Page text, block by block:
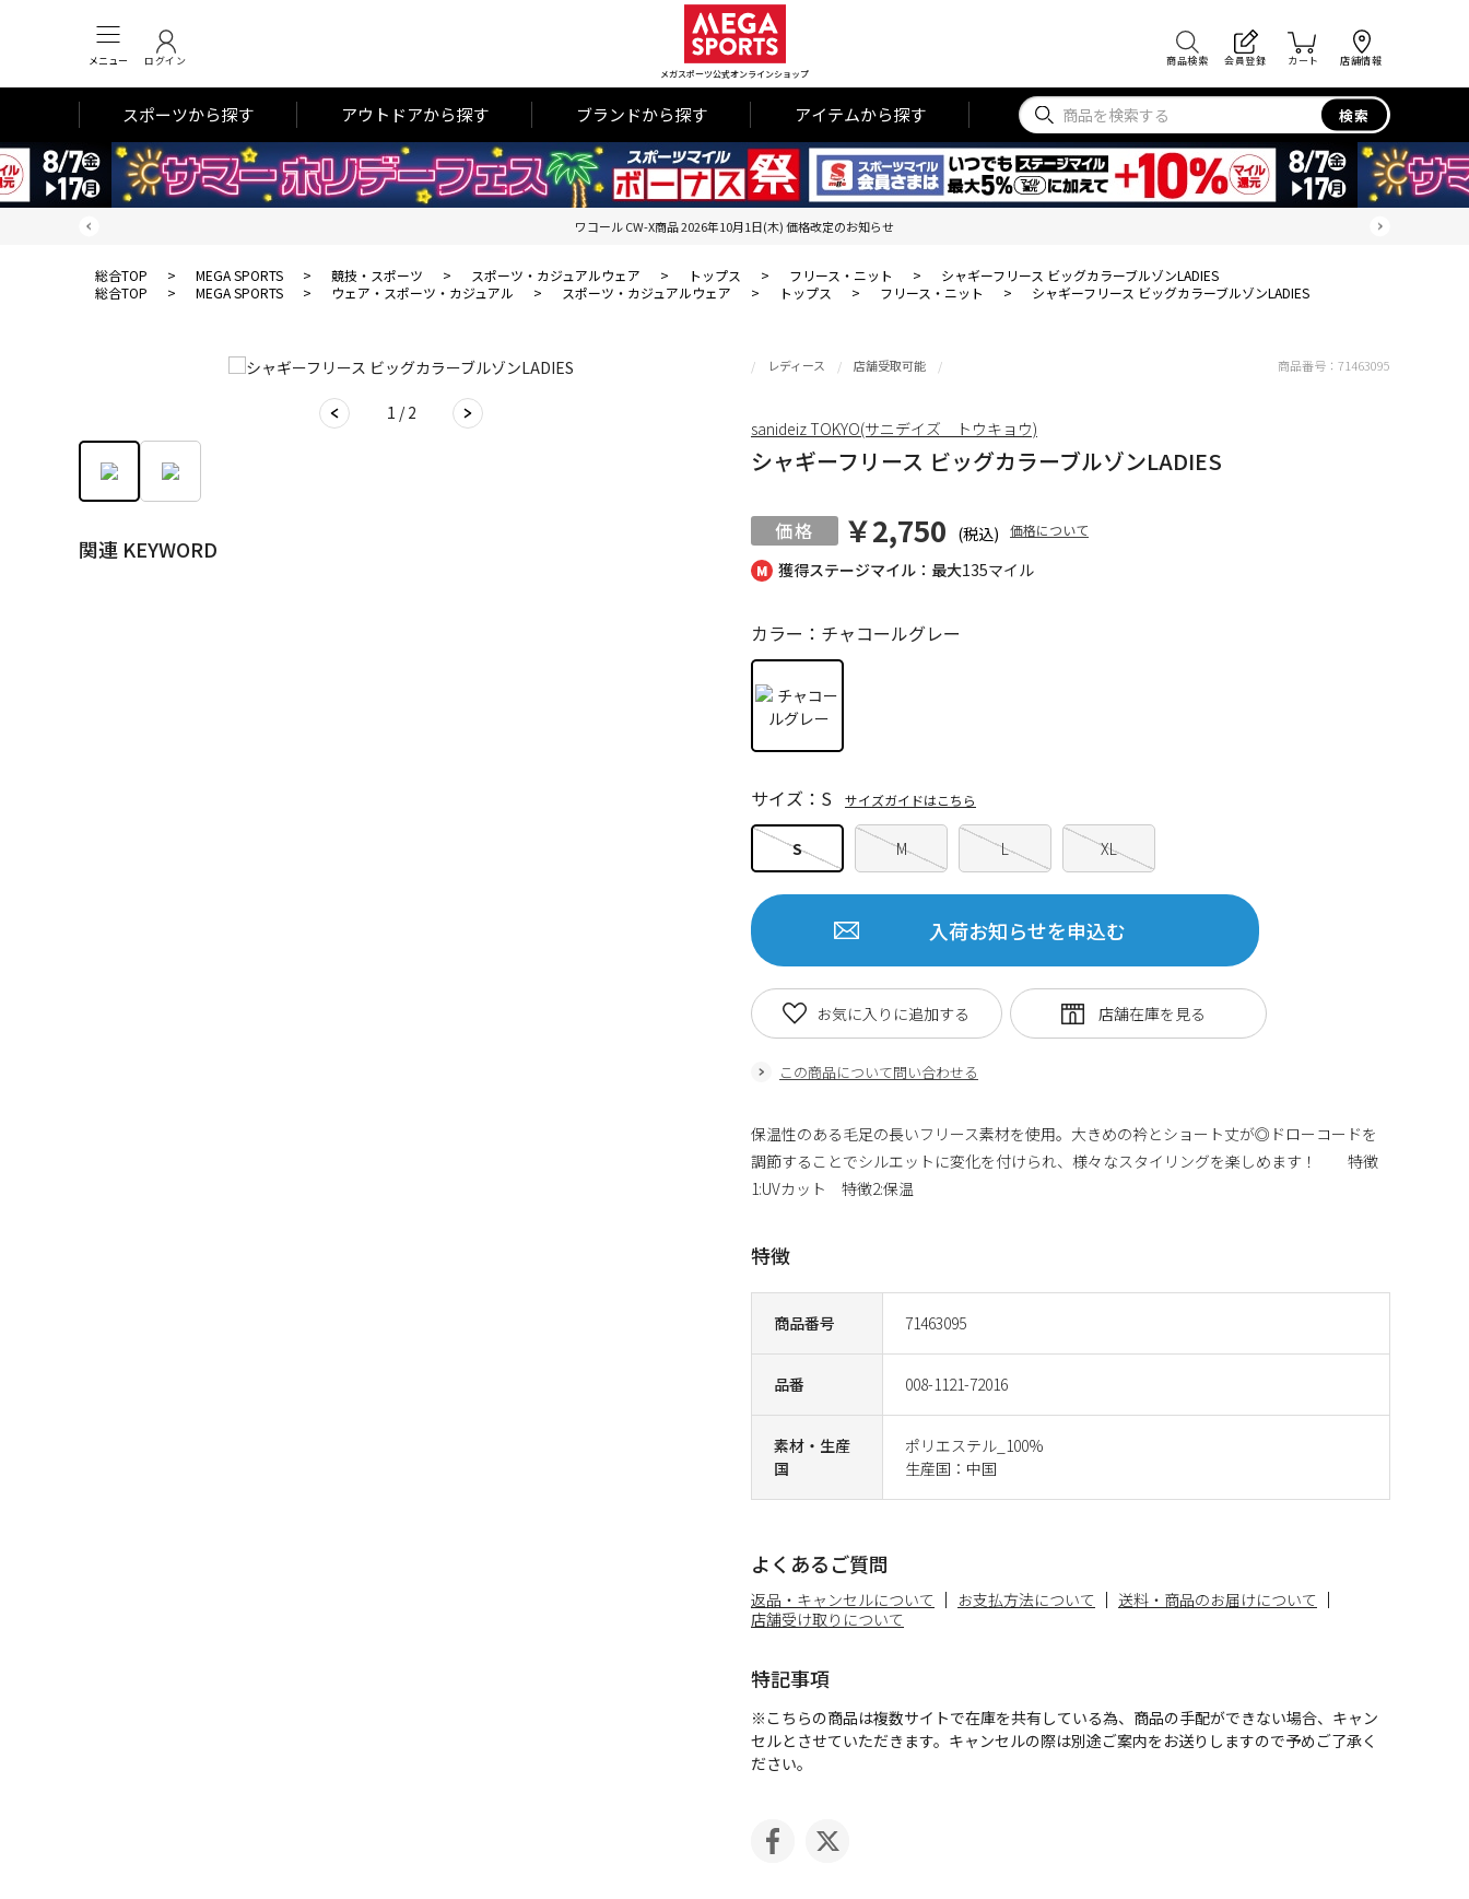
メニュー ログイン
メガスポーツ公式オンラインショップ
商品検索 会員登録 カート 店舗情報
スポーツから探す アウトドアから探す ブランドから探す アイテムから探す 検索
ワコール CW-X商品 2026年10月1日(木) 価格改定のお知らせ
総合TOP > MEGA SPORTS > 競技・スポーツ > スポーツ・カジュアルウェア > トップス > フリース・ニット >
シャギーフリース ビッグカラーブルゾンLADIES
総合TOP
> MEGA SPORTS > ウェア・スポーツ・カジュアル > スポーツ・カジュアルウェア > トップス > フリース・ニット > シャギーフリース ビッグカラーブルゾンLADIES
1 / 2
関連 KEYWORD
獲得ステージマイル：最大135マイル
レディース 店舗受取可能
シャギーフリース ビッグカラーブルゾンLADIES
￥2,750 (税込) 価格について
商品番号 71463095
品番 008-1121-72016
素材・生産
国
ポリエステル_100%
生産国：中国
カラー：チャコールグレー
S M L XL
サイズ：S サイズガイドはこちら
入荷お知らせを申込む
この商品について問い合わせる
お気に入りに追加する
商品番号： 71463095
sanideiz TOKYO(サニデイズ トウキョウ)
保温性のある毛足の長いフリース素材を使用。大きめの衿とショート丈が◎ドローコードを
調節することでシルエットに変化を付けられ、様々なスタイリングを楽しめます！ 特徴
1:UVカット 特徴2:保温
特徴
よくあるご質問
返品・キャンセルについて お支払方法について
送料・商品のお届けについて
店舗受け取りについて
特記事項
※こちらの商品は複数サイトで在庫を共有している為、商品の手配ができない場合、キャン
セルとさせていただきます。キャンセルの際は別途ご案内をお送りしますので予めご了承く
ださい。